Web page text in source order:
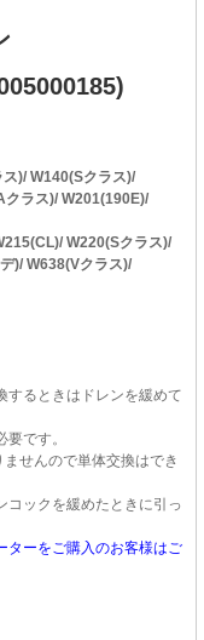
)/ W140(Sクラス)/
ラス)/ W201(190E)/
W220(Sクラス)/
)/ W638(Vクラス)/
するときはドレンを緩めて
です。
せんので単体交換はでき
コックを緩めたときに引っ
ターをご購入のお客様はご